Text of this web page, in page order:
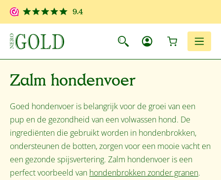
Ga naar de hoofdinhoud
9.4
Zalm hondenvoer
Goed hondenvoer is belangrijk voor de groei van een
pup en de gezondheid van een volwassen hond. De
ingrediënten die gebruikt worden in hondenbrokken,
ondersteunen de botten, zorgen voor een mooie vacht en
een gezonde spijsvertering. Zalm hondenvoer is een
perfect voorbeeld van hondenbrokken zonder granen.